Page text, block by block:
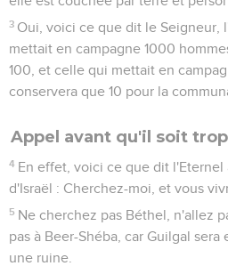
3 Oui, voici ce que dit le Seigneur,
mettait en campagne 1000
100, et celle qui mettait en
conservera que 10 pour la
Appel avant qu'il soit
4 En effet, voici ce que dit l'Eternel
d'Israël : Cherchez-moi, et vous
5 Ne cherchez pas Béthel, n'allez
pas à Beer-Shéba, car Guilgal
une ruine.